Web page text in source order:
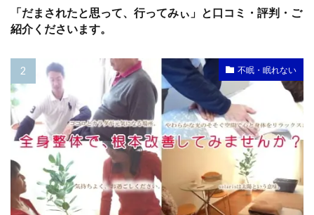
「だまされたと思って、行ってみぃ」と口コミ・評判・ご
紹介くださいます。
不眠・眠れない